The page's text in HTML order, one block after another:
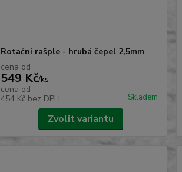
Rotační rašple - hrubá čepel 2,5mm
cena od
549 Kč/ks
cena od
454 Kč bez DPH Skladem
Zvolit variantu